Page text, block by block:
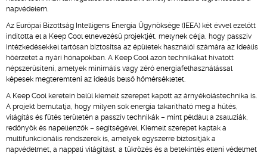
napvédelem.
Az Európai Bizottság Intelligens Energia Ügynöksége (IEEA) két évvel ezelőtt
indította el a Keep Cool elnevezésű projektjét, melynek célja, hogy passzív
intézkedésekkel tartósan biztosítsa az épületek használói számára az ideális
hőérzetet a nyári hónapokban. A Keep Cool azon technikákat hivatott
népszerűsíteni, amelyek minimális vagy zéró energiafelhasználással
képesek megteremteni az ideális belső hőmérsékletet.
A Keep Cool keretein belül kiemelt szerepet kapott az árnyékolástechnika is.
A projekt bemutatja, hogy milyen sok energia takarítható meg a hűtés,
világítás és fűtés területén a passzív technikák – mint például a zsaluziák,
redőnyök és napellenzők – segítségével. Kiemelt szerepet kaptak a
multifunkcionális rendszerek is, amelyek egyszerre biztosítják a
napvédelmet, a nappali világítást, a tükrözés és a betekintés elleni védelmet